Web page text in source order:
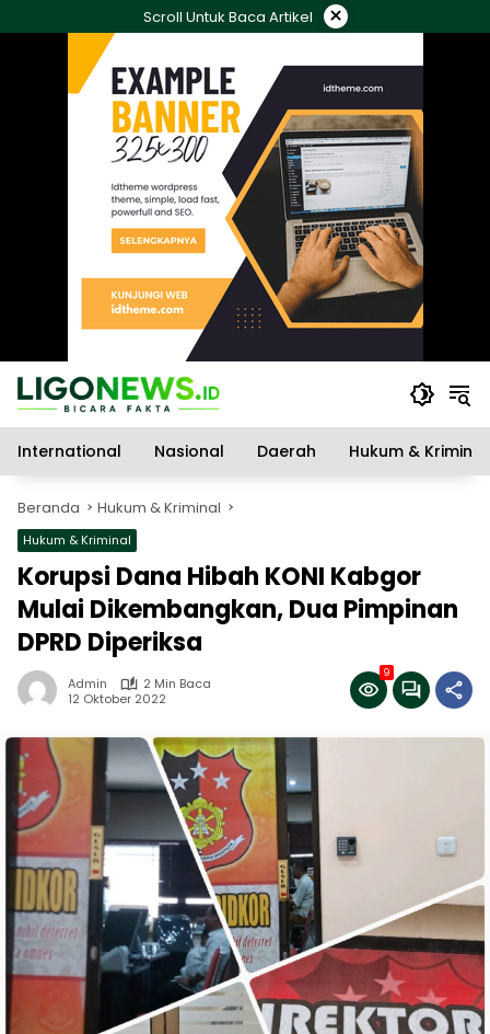
ke
Scroll Untuk Baca Artikel ×
International Nasional Daerah Hukum & Kriminal
Beranda Hukum & Kriminal
Hukum & Kriminal
Korupsi Dana Hibah KONI Kabgor
Mulai Dikembangkan, Dua Pimpinan
DPRD Diperiksa
Admin
2 Min Baca
12 Oktober 2022
9